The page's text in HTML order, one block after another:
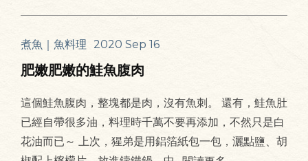
煮魚｜魚料理 2020 Sep 16
肥嫩肥嫩的鮭魚腹肉
這個鮭魚腹肉，整塊都是肉，沒有魚刺。 還有，鮭魚肚
已經自帶很多油，料理時千萬不要再添加，不然只是白
花油而已～ 上次，猩弟是用鋁箔紙包一包，灑點鹽、胡